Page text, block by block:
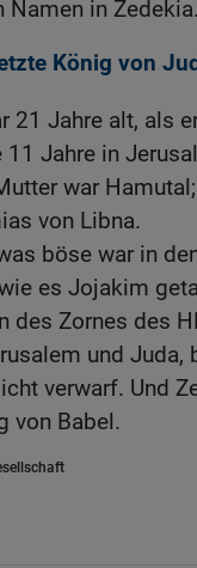
Namen in Zedekia.
König von
21 Jahre alt, als
11 Jahre in
war
von Libna.
böse war in
es Jojakim
des Zornes des
und Juda,
verwarf. Und
von Babel.